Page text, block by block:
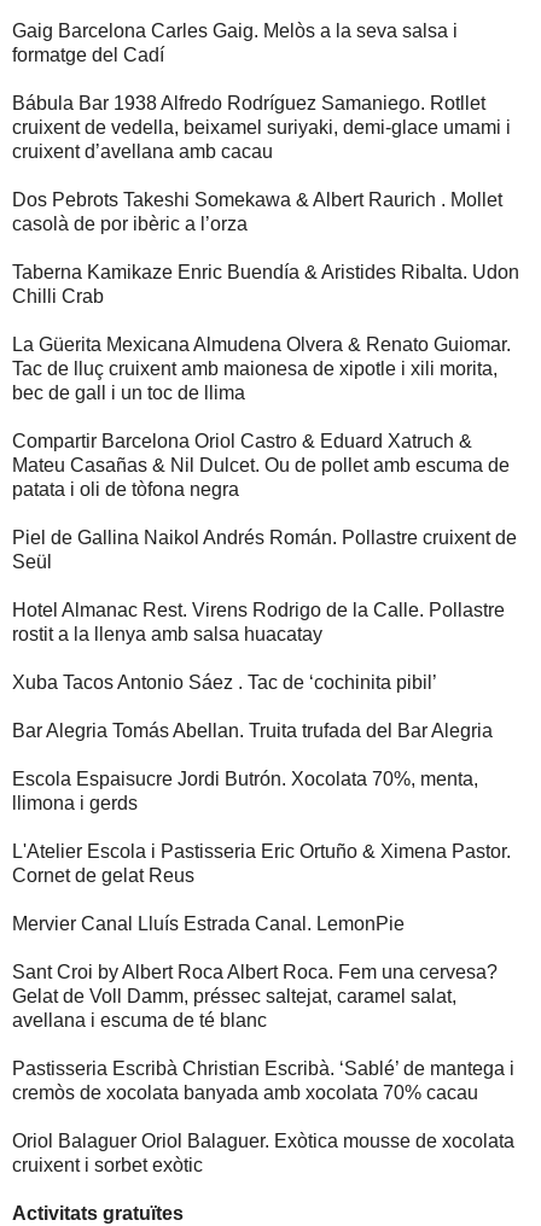
Gaig Barcelona Carles Gaig. Melòs a la seva salsa i
formatge del Cadí
Bábula Bar 1938 Alfredo Rodríguez Samaniego. Rotllet
cruixent de vedella, beixamel suriyaki, demi-glace umami i
cruixent d’avellana amb cacau
Dos Pebrots Takeshi Somekawa & Albert Raurich . Mollet
casolà de por ibèric a l’orza
Taberna Kamikaze Enric Buendía & Aristides Ribalta. Udon
Chilli Crab
La Güerita Mexicana Almudena Olvera & Renato Guiomar.
Tac de lluç cruixent amb maionesa de xipotle i xili morita,
bec de gall i un toc de llima
Compartir Barcelona Oriol Castro & Eduard Xatruch &
Mateu Casañas & Nil Dulcet. Ou de pollet amb escuma de
patata i oli de tòfona negra
Piel de Gallina Naikol Andrés Román. Pollastre cruixent de
Seül
Hotel Almanac Rest. Virens Rodrigo de la Calle. Pollastre
rostit a la llenya amb salsa huacatay
Xuba Tacos Antonio Sáez . Tac de ‘cochinita pibil’
Bar Alegria Tomás Abellan. Truita trufada del Bar Alegria
Escola Espaisucre Jordi Butrón. Xocolata 70%, menta,
llimona i gerds
L'Atelier Escola i Pastisseria Eric Ortuño & Ximena Pastor.
Cornet de gelat Reus
Mervier Canal Lluís Estrada Canal. LemonPie
Sant Croi by Albert Roca Albert Roca. Fem una cervesa?
Gelat de Voll Damm, préssec saltejat, caramel salat,
avellana i escuma de té blanc
Pastisseria Escribà Christian Escribà. ‘Sablé’ de mantega i
cremòs de xocolata banyada amb xocolata 70% cacau
Oriol Balaguer Oriol Balaguer. Exòtica mousse de xocolata
cruixent i sorbet exòtic
Activitats gratuïtes